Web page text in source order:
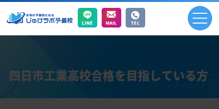
四日市工業高校合格を目指している方